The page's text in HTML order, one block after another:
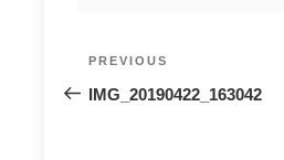
Previous
Post
PREVIOUS
IMG_20190422_163042